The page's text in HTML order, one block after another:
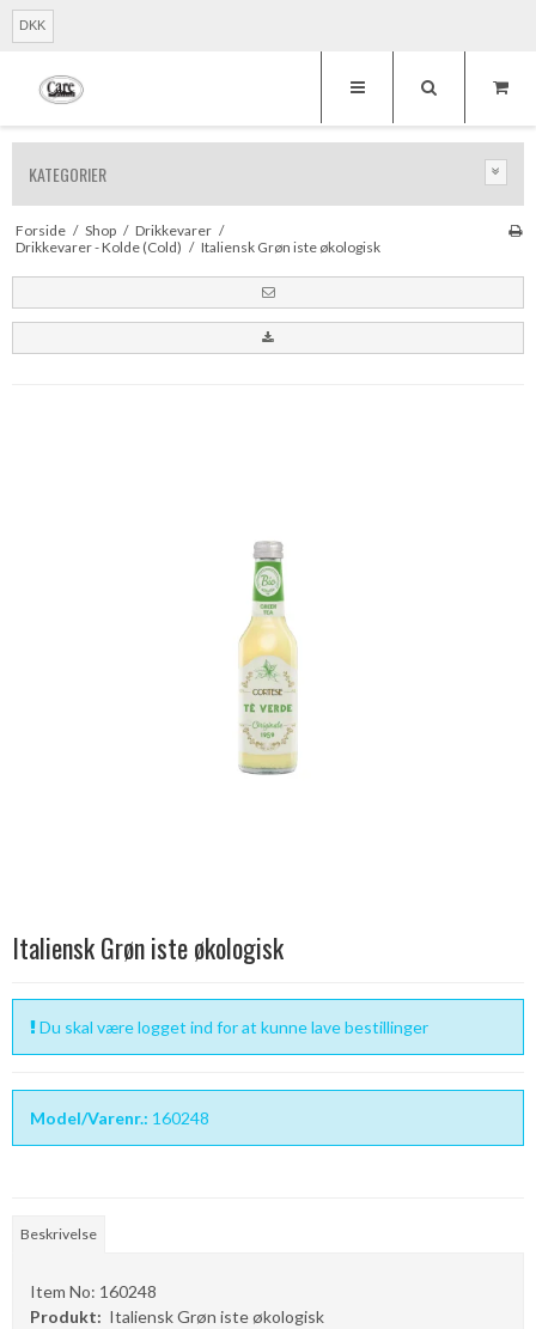
DKK
KATEGORIER
Forside / Shop / Drikkevarer /
Drikkevarer - Kolde (Cold) / Italiensk Grøn iste økologisk
Italiensk Grøn iste økologisk
Du skal være logget ind for at kunne lave bestillinger
Model/Varenr.: 160248
Beskrivelse
Item No: 160248
Produkt: Italiensk Grøn iste økologisk